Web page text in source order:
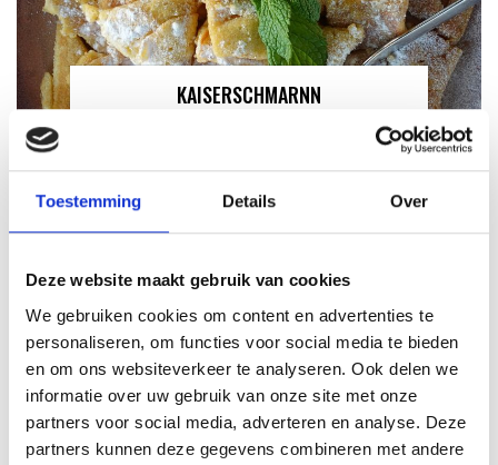
Toestemming Details Over
Deze website maakt gebruik van cookies
We gebruiken cookies om content en advertenties te
personaliseren, om functies voor social media te bieden
en om ons websiteverkeer te analyseren. Ook delen we
informatie over uw gebruik van onze site met onze
partners voor social media, adverteren en analyse. Deze
partners kunnen deze gegevens combineren met andere
KAISERSCHMARNN